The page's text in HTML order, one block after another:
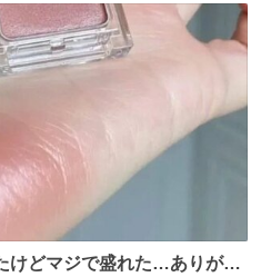
けどマジで盛れた…ありがと